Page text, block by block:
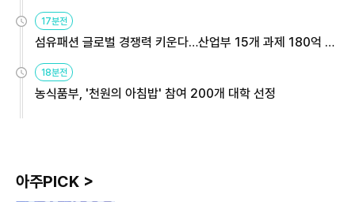
용해야
17분전
섬유패션 글로벌 경쟁력 키운다…산업부 15개 과제 180억 지
원
18분전
농식품부, '천원의 아침밥' 참여 200개 대학 선정
아주PICK >